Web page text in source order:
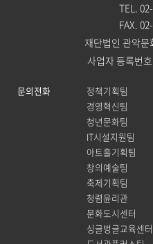
TEL.
FAX.
재단법인 관악
사업자 등록번
문의전화 정책기획팀
경영혁신팀
청년문화팀
IT시설지원팀
아트홀기획팀
창의예술팀
축제기획팀
청렴윤리관
문화도시센터
싱글벙글교육센터